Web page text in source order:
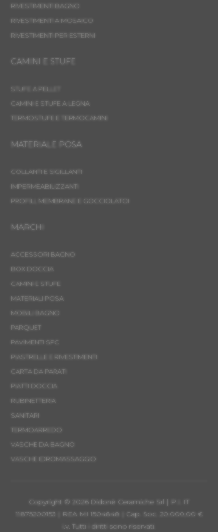
RIVESTIMENTI BAGNO
RIVESTIMENTI A MOSAICO
RIVESTIMENTI PER ESTERNI
CAMINI E STUFE
STUFE A PELLET
CAMINI E STUFE A LEGNA
TERMOSTUFE E TERMOCAMINI
MATERIALE POSA
COLLANTI E SIGILLANTI
IMPERMEABILIZZANTI
PROFILI, MEMBRANE E GOCCIOLATOI
MARCHI
ACCESSORI BAGNO
BOX DOCCIA
CAMINI E STUFE
MATERIALI POSA
MOBILI BAGNO
PARQUET
PAVIMENTI SPC
PIASTRELLE E RIVESTIMENTI
CARTA DA PARATI
PIATTI DOCCIA
RUBINETTERIA
SANITARI
TERMOARREDO
VASCHE DA BAGNO
VASCHE IDROMASSAGGIO
Copyright © 2026 Didonè Ceramiche Srl | P.I. IT
11875200153 | REA MI 1504848 | Cap. Soc. 20.000,00 €
i.v. Tutti i diritti sono riservati.